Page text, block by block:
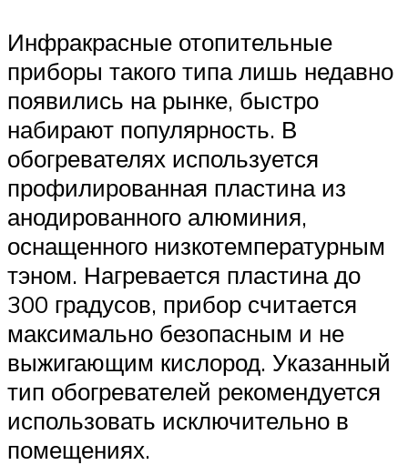
Инфракрасные отопительные
приборы такого типа лишь недавно
появились на рынке, быстро
набирают популярность. В
обогревателях используется
профилированная пластина из
анодированного алюминия,
оснащенного низкотемпературным
тэном. Нагревается пластина до
300 градусов, прибор считается
максимально безопасным и не
выжигающим кислород. Указанный
тип обогревателей рекомендуется
использовать исключительно в
помещениях.